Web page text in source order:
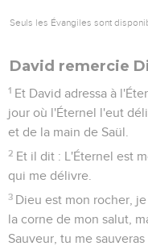
Seuls les Évangiles sont
David remercie
1 Et David adressa à
jour où l'Éternel l'eut
et de la main de Saül.
2 Et il dit : L'Éternel est
qui me délivre.
3 Dieu est mon rocher,
la corne de mon salut,
Sauveur, tu me